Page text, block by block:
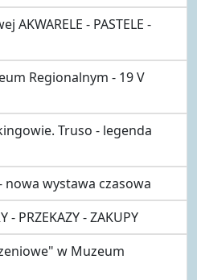
AKWARELE - PASTELE -
Regionalnym - 19 V
Truso - legenda
nowa wystawa czasowa
PRZEKAZY - ZAKUPY
w Muzeum